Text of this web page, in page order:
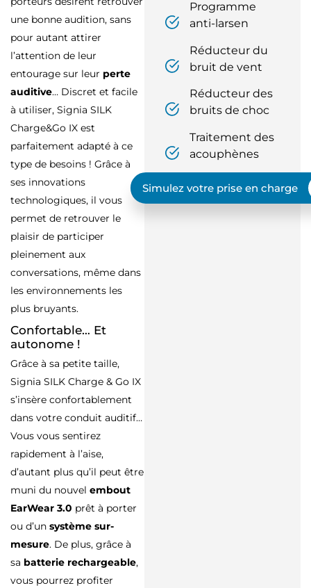
une bonne audition, sans
pour autant attirer
l’attention de leur
entourage sur leur perte
auditive… Discret et facile
à utiliser, Signia SILK
Charge&Go IX est
parfaitement adapté à ce
type de besoins ! Grâce à
ses innovations
technologiques, il vous
permet de retrouver le
plaisir de participer
pleinement aux
conversations, même dans
les environnements les
plus bruyants.
Confortable… Et
autonome !
Grâce à sa petite taille,
Signia SILK Charge & Go IX
s’insère confortablement
dans votre conduit auditif…
Vous vous sentirez
rapidement à l’aise,
d’autant plus qu’il peut être
muni du nouvel embout
EarWear 3.0 prêt à porter
ou d’un système sur-
mesure. De plus, grâce à
sa batterie rechargeable,
vous pourrez profiter
Programme
anti-larsen
Réducteur du
bruit de vent
Réducteur des
bruits de choc
Traitement des
acouphènes
Simulez votre prise en charge